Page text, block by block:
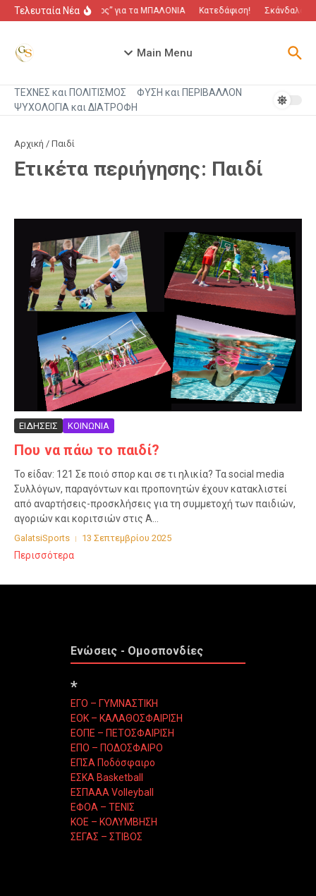
Μετάβαση στο περιεχόμενο
Τελευταία Νέα“Πόλεμος” για τα ΜΠΑΛΟΝΙΑ Κατεδάφιση! Σκάνδαλο
Main Menu
ΤΕΧΝΕΣ και ΠΟΛΙΤΙΣΜΟΣ
ΦΥΣΗ και ΠΕΡΙΒΑΛΛΟΝ
ΨΥΧΟΛΟΓΙΑ και ΔΙΑΤΡΟΦΗ
Αρχική / Παιδί
Ετικέτα περιήγησης: Παιδί
ΕΙΔΗΣΕΙΣ ΚΟΙΝΩΝΙΑ
Που να πάω το παιδί?
Το είδαν: 121 Σε ποιό σπορ και σε τι ηλικία? Τα social media
Συλλόγων, παραγόντων και προπονητών έχουν κατακλιστεί
από αναρτήσεις-προσκλήσεις για τη συμμετοχή των παιδιών,
αγοριών και κοριτσιών στις Α...
GalatsiSports 13 Σεπτεμβρίου 2025
Περισσότερα
Ενώσεις - Ομοσπονδίες
*
ΕΓΟ – ΓΥΜΝΑΣΤΙΚΗ
ΕΟΚ – ΚΑΛΑΘΟΣΦΑΙΡΙΣΗ
ΕΟΠΕ – ΠΕΤΟΣΦΑΙΡΙΣΗ
ΕΠΟ – ΠΟΔΟΣΦΑΙΡΟ
ΕΠΣΑ Ποδόσφαιρο
ΕΣΚΑ Basketball
ΕΣΠΑΑΑ Volleyball
ΕΦΟΑ – ΤΕΝΙΣ
ΚΟΕ – ΚΟΛΥΜΒΗΣΗ
ΣΕΓΑΣ – ΣΤΙΒΟΣ